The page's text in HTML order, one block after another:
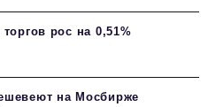
рос на 0,51%
на Мосбирже